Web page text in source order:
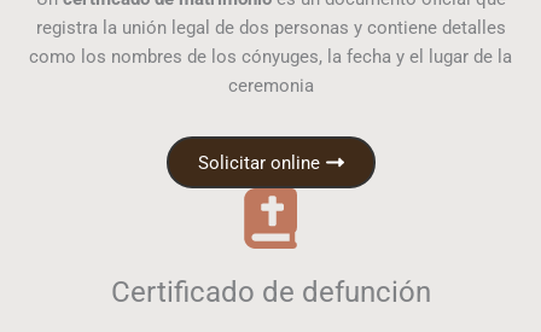
registra la unión legal de dos personas y contiene detalles
como los nombres de los cónyuges, la fecha y el lugar de la
ceremonia
Solicitar online
Certificado de defunción